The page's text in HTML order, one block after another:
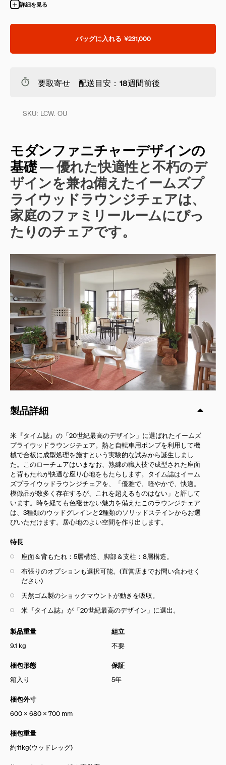
詳細を見る
バッグに入れる ¥231,000
要取寄せ 配送目安：18週間前後
SKU: LCW. OU
モダンファニチャーデザインの
基礎― 優れた快適性と不朽のデ
ザインを兼ね備えたイームズプ
ライウッドラウンジチェアは、
家庭のファミリールームにぴっ
たりのチェアです。
製品詳細
米『タイム誌』の「20世紀最高のデザイン」に選ばれたイームズ
プライウッドラウンジチェア。熱と自転車用ポンプを利用して機
械で合板に成型処理を施すという実験的な試みから誕生しまし
た。このローチェアはいまなお、熟練の職人技で成型された座面
と背もたれが快適な座り心地をもたらします。タイム誌はイーム
ズプライウッドラウンジチェアを、「優雅で、軽やかで、快適。
模倣品が数多く存在するが、これを超えるものはない」と評して
います。時を経ても色褪せない魅力を備えたこのラウンジチェア
は、3種類のウッドグレインと2種類のソリッドステインからお選
びいただけます。居心地のよい空間を作り出します。
特長
座面＆背もたれ：5層構造、脚部＆支柱：8層構造。
布張りのオプションも選択可能。(直営店までお問い合わせく
ださい)
天然ゴム製のショックマウントが動きを吸収。
米『タイム誌』が「20世紀最高のデザイン」に選出。
製品重量
9.1 kg
梱包形態
箱入り
梱包外寸
600 X 680 X 700 mm
梱包重量
約11kg(ウッドレッグ)
組立
不要
保証
5年